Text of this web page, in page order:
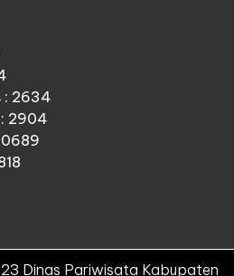
: 2634
2904
Dinas Pariwisata Kabupaten